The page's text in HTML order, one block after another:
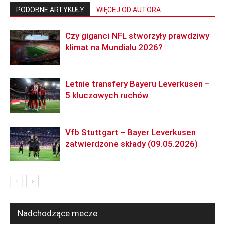
PODOBNE ARTYKUŁY WIĘCEJ OD AUTORA
Czy giganci NFL stworzyły prawdziwy
klimat na Mundialu 2026?
Letnie transfery Bayeru Leverkusen –
5 kluczowych ruchów
Vfb Stuttgart – Bayer Leverkusen
zatwierdzone składy (09.05.2026)
Nadchodzące mecze